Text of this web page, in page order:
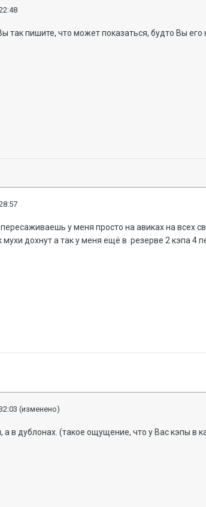
так пишите, что может показаться, будто Вы его
у меня просто на авиках на всех
дохнут а так у меня ещё в резерве 2 кэпа 4
(изменено)
а в дублонах. (такое ощущение, что у Вас кэпы в